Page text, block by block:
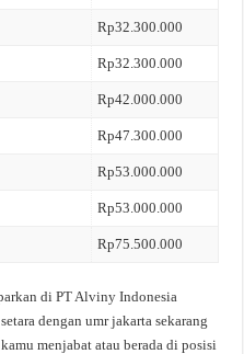
Rp32.300.000
Rp32.300.000
Rp42.000.000
Rp47.300.000
Rp53.000.000
Rp53.000.000
Rp75.500.000
di PT Alviny Indonesia
dengan umr jakarta sekarang
menjabat atau berada di posisi